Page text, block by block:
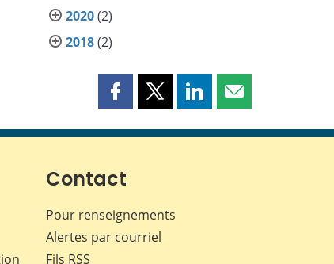
2020(2)
2018(2)
Partager
page
Facebook
Partager
page
Partager
page
Partager
page
Contact
Pour renseignements
Alertes par courriel
Fils RSS